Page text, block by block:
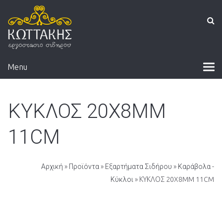
Menu
ΚΥΚΛΟΣ 20X8MM
11CM
Αρχική » Προϊόντα » Εξαρτήματα Σιδήρου » Καράβολα -
Κύκλοι » ΚΥΚΛΟΣ 20X8MM 11CM